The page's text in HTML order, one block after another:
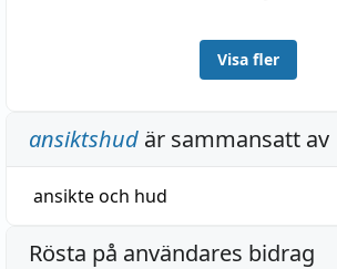
Visa fler
ansiktshud är sammansatt av
ansikteoch hud
Rösta på användares bidrag